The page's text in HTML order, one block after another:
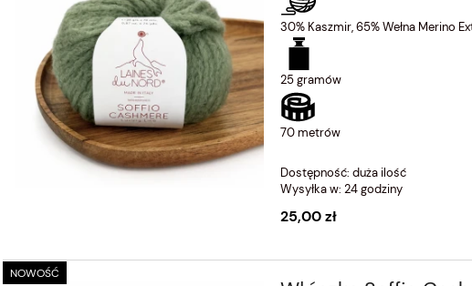
Włóczka Luxury Silk 1 kremowy ( Laines
du Nord )
36,00 zł
Włóczka Luxury Silk 5 miętowa zieleń (
Laines du Nord )
36,00 zł
30% Kaszmir, 65% Wełna Merino
25 gramów
70 metrów
Dostępność: duża ilość
Wysyłka w: 24 godziny
25,00 zł
NOWOŚĆ